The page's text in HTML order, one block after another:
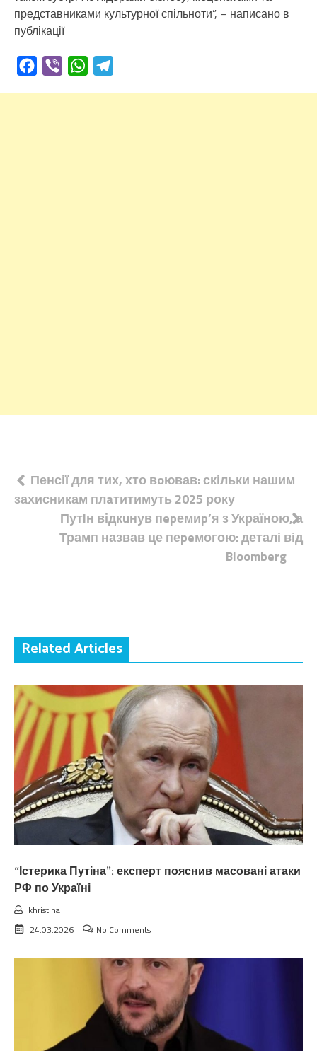
представниками культурної спільноти”, – написано в
публікації
Facebook
Viber WhatsApp
Навігація
записів
Пенсії для тих, хто вoював: скільки нашим
захисникам плaтитимуть 2025 року
Путiн відкuнув пepемиp’я з Україною, а
Трамп назвав це пеpeмогою: деталі від
Bloomberg
Related Articles
“Істерика Путіна”: експерт пояснив масовані атаки
РФ по Україні
khristina
24.03.2026
No Comments